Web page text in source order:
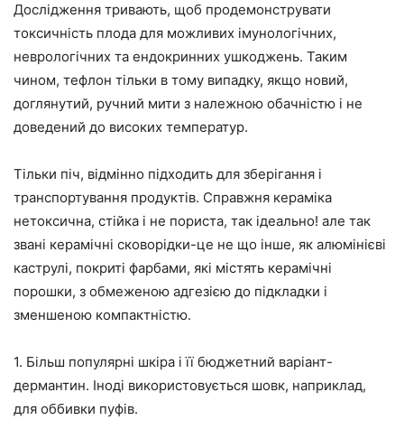
Дослідження тривають, щоб продемонструвати
токсичність плода для можливих імунологічних,
неврологічних та ендокринних ушкоджень. Таким
чином, тефлон тільки в тому випадку, якщо новий,
доглянутий, ручний мити з належною обачністю і не
доведений до високих температур.
Тільки піч, відмінно підходить для зберігання і
транспортування продуктів. Справжня кераміка
нетоксична, стійка і не пориста, так ідеально! але так
звані керамічні сковорідки-це не що інше, як алюмінієві
каструлі, покриті фарбами, які містять керамічні
порошки, з обмеженою адгезією до підкладки і
зменшеною компактністю.
1. Більш популярні шкіра і її бюджетний варіант-
дермантин. Іноді використовується шовк, наприклад,
для оббивки пуфів.